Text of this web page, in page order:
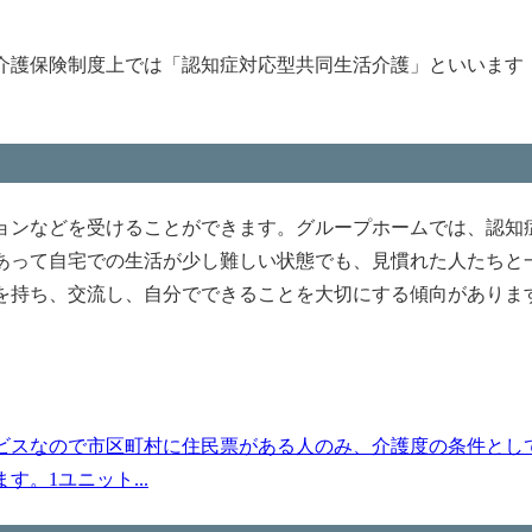
保険制度上では「認知症対応型共同生活介護」といいます
などを受けることができます。グループホームでは、認知
て自宅での生活が少し難しい状態でも、見慣れた人たちと
ち、交流し、自分でできることを大切にする傾向がありま
なので市区町村に住民票がある人のみ、介護度の条件とし
す。1ユニット...